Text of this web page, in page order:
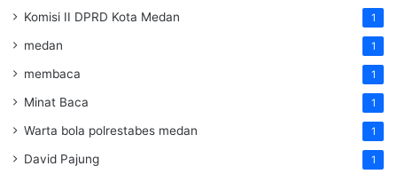
Komisi II DPRD Kota Medan 1
medan 1
membaca 1
Minat Baca 1
Warta bola polrestabes medan 1
David Pajung 1